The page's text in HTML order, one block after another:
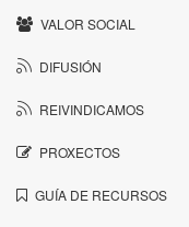
VALOR SOCIAL
DIFUSIÓN
REIVINDICAMOS
PROXECTOS
GUÍA DE RECURSOS